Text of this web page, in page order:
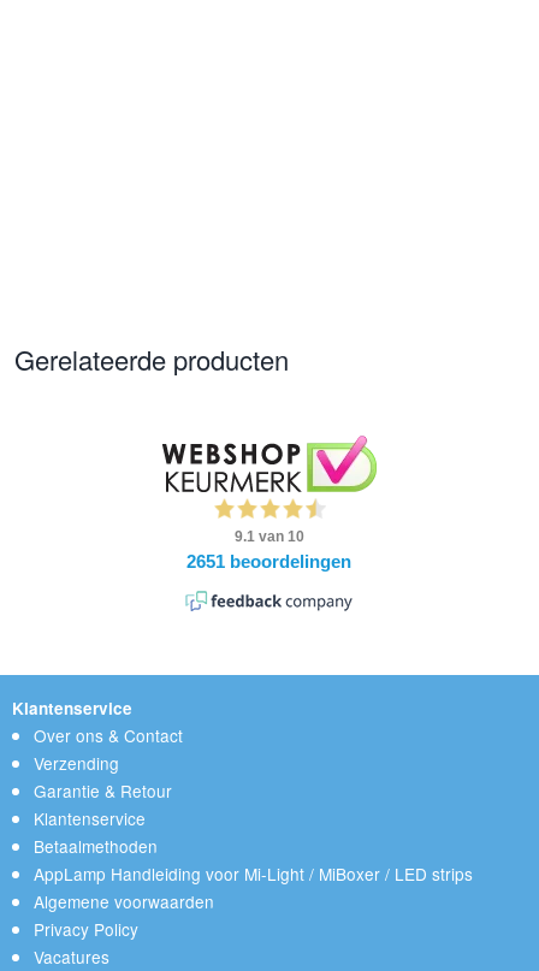
Gerelateerde producten
Klantenservice
Over ons & Contact
Verzending
Garantie & Retour
Klantenservice
Betaalmethoden
AppLamp Handleiding voor Mi-Light / MiBoxer / LED strips
Algemene voorwaarden
Privacy Policy
Vacatures